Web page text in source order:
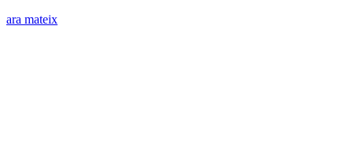
ara mateix